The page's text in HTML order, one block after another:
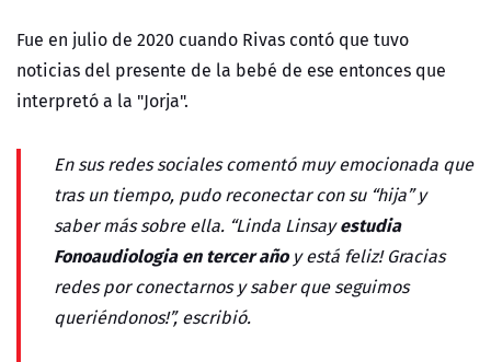
Fue en julio de 2020 cuando Rivas contó que tuvo
noticias del presente de la bebé de ese entonces que
interpretó a la "Jorja".
En sus redes sociales comentó muy emocionada que
tras un tiempo, pudo reconectar con su “hija” y
saber más sobre ella. “Linda Linsay estudia
Fonoaudiologia en tercer año y está feliz! Gracias
redes por conectarnos y saber que seguimos
queriéndonos!”, escribió.